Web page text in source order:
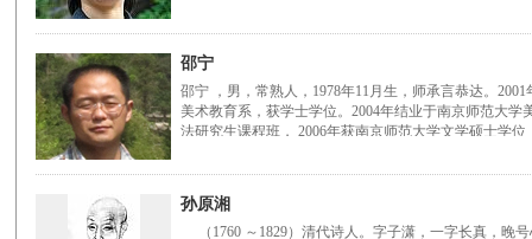
邵宁
邵宁 ，男，常熟人，1978年11月生，师承言恭达。
美术教育系，获学士学位。2004年结业于南京师范大
法研究生课程班， 2006年获南京师范大学文学硕士学
孙原湘
（1760 ～1829）清代诗人。字子潇，一字长真，晚